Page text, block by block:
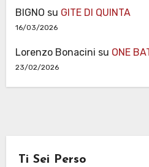
BIGNO su GITE DI QUINTA
16/03/2026
Lorenzo Bonacini su ONE
23/02/2026
Ti Sei Perso